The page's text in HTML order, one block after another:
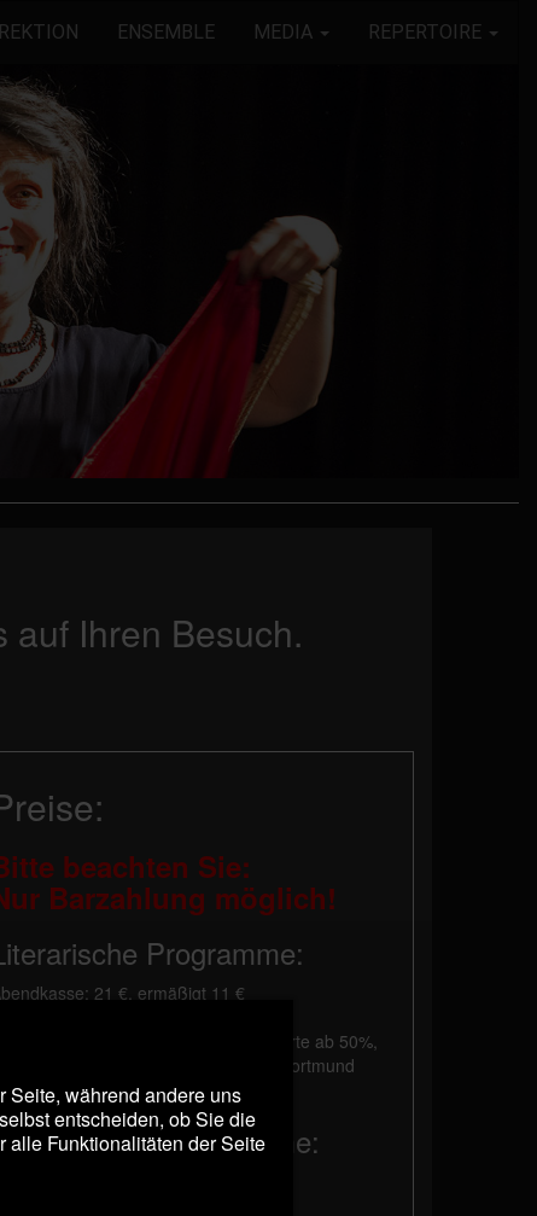
ENSEMBLE MEDIA REPERTOIRE
auf Ihren Besuch.
beachten Sie:
Barzahlung möglich!
Programme:
21 €, ermäßigt 11 €
Die Ermäßigung gilt für Schwerbehinderte ab 50%,
Schüler, Studenten und Besucher mit Dortmund
Programme:
Seite, während andere uns
entscheiden, ob Sie die
alle Funktionalitäten der Seite